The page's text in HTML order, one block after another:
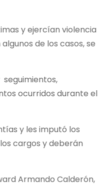
y ejercían violencia
de los casos, se
seguimientos,
ocurridos durante el
y les imputó los
cargos y deberán
Armando Calderón,